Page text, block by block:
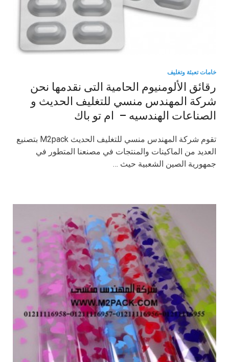
خامات تعبئة وتغليف
رقائق الألومنيوم الحامية التى نقدمها نحن
شركة المهندس منسي للتغليف الحديث و
الصناعات الهندسيه – ام تو باك
تقوم شركة المهندس منسي للتغليف الحديث M2pack بتصنيع
العديد من الماكينات والمنتجات في مصنعنا المتطور في
جمهورية الصين الشعبية حيث …